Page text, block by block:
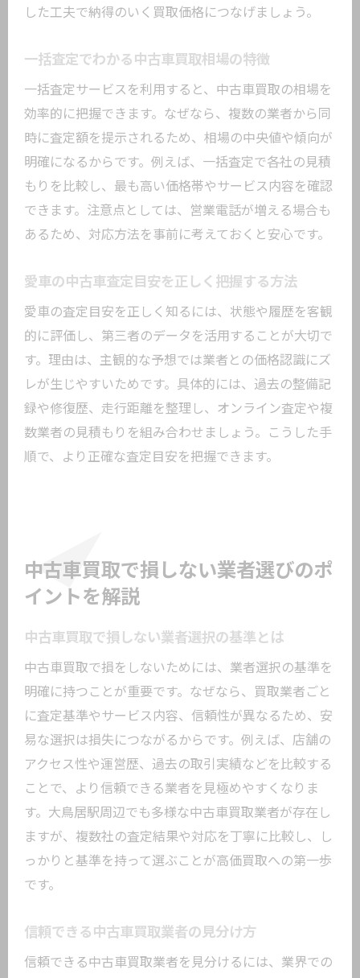
した工夫で納得のいく買取価格につなげましょう。
一括査定でわかる中古車買取相場の特徴
一括査定サービスを利用すると、中古車買取の相場を
効率的に把握できます。なぜなら、複数の業者から同
時に査定額を提示されるため、相場の中央値や傾向が
明確になるからです。例えば、一括査定で各社の見積
もりを比較し、最も高い価格帯やサービス内容を確認
できます。注意点としては、営業電話が増える場合も
あるため、対応方法を事前に考えておくと安心です。
愛車の中古車査定目安を正しく把握する方法
愛車の査定目安を正しく知るには、状態や履歴を客観
的に評価し、第三者のデータを活用することが大切で
す。理由は、主観的な予想では業者との価格認識にズ
レが生じやすいためです。具体的には、過去の整備記
録や修復歴、走行距離を整理し、オンライン査定や複
数業者の見積もりを組み合わせましょう。こうした手
順で、より正確な査定目安を把握できます。
中古車買取で損しない業者選びのポ
イントを解説
中古車買取で損しない業者選択の基準とは
中古車買取で損をしないためには、業者選択の基準を
明確に持つことが重要です。なぜなら、買取業者ごと
に査定基準やサービス内容、信頼性が異なるため、安
易な選択は損失につながるからです。例えば、店舗の
アクセス性や運営歴、過去の取引実績などを比較する
ことで、より信頼できる業者を見極めやすくなりま
す。大鳥居駅周辺でも多様な中古車買取業者が存在し
ますが、複数社の査定結果や対応を丁寧に比較し、し
っかりと基準を持って選ぶことが高価買取への第一歩
です。
信頼できる中古車買取業者の見分け方
信頼できる中古車買取業者を見分けるには、業界での